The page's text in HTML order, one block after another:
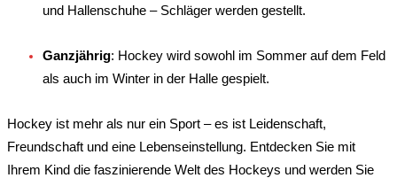
und Hallenschuhe – Schläger werden gestellt.
Ganzjährig: Hockey wird sowohl im Sommer auf dem Feld
als auch im Winter in der Halle gespielt.
Hockey ist mehr als nur ein Sport – es ist Leidenschaft,
Freundschaft und eine Lebenseinstellung. Entdecken Sie mit
Ihrem Kind die faszinierende Welt des Hockeys und werden Sie